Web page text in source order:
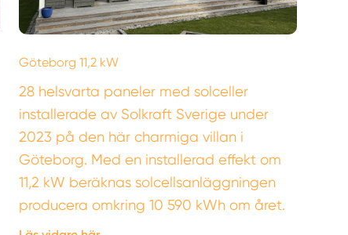
Göteborg 11,2 kW
28 helsvarta paneler med solceller
installerade av Solkraft Sverige under
2023 på den här charmiga villan i
Göteborg. Med en installerad effekt om
11,2 kW beräknas solcellsanläggningen
producera omkring 10 590 kWh om året.